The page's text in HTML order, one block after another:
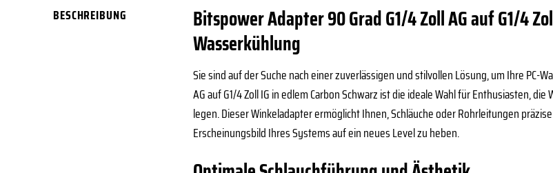
BESCHREIBUNG
Bitspower Adapter 90 Grad G1/4 Zoll AG auf G1/4
Wasserkühlung
Sie sind auf der Suche nach einer zuverlässigen und stilvollen Lösung, um Ihre
AG auf G1/4 Zoll IG in edlem Carbon Schwarz ist die ideale Wahl für Enthusiasten,
legen. Dieser Winkeladapter ermöglicht Ihnen, Schläuche oder Rohrleitungen
Erscheinungsbild Ihres Systems auf ein neues Level zu heben.